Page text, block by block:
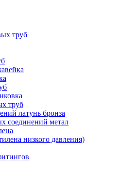
труб
труб
латунь бронза
соединений метал
низкого давления)